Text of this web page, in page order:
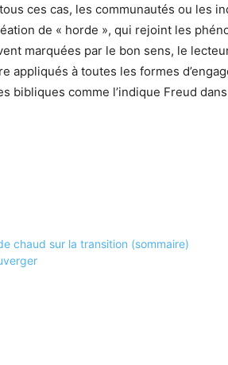
ces cas, les communautés ou les
de « horde », qui rejoint les
marquées par le bon sens, le
appliqués à toutes les formes
bibliques comme l’indique Freud
chaud sur la transition (sommaire)